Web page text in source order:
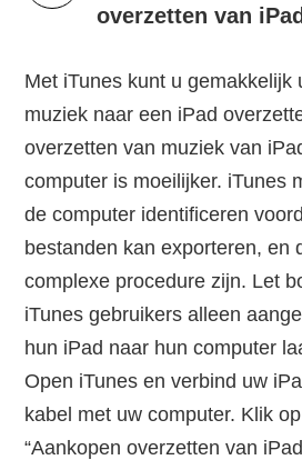
overzetten van
Met iTunes kunt u gemakkelijk
muziek naar een iPad
overzetten van muziek van
computer is moeilijker. iTunes
de computer identificeren
bestanden kan exporteren, en
complexe procedure zijn. Let
iTunes gebruikers alleen
hun iPad naar hun computer
Open iTunes en verbind uw
kabel met uw computer. Klik op
“Aankopen overzetten van